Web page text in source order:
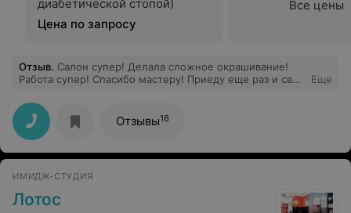
диабетической стопой)
Цена по запросу
Все цены
Отзыв. Салон супер! Делала сложное окрашивание!
Работа супер! Спасибо мастеру! Приеду еще раз и свои
чай предлагали! Обслуживание на высшем уровне! Все
остальным салонам на заметку, берите пример с
салона Alterego!
Еще
Отзывы16
ИМИДЖ-СТУДИЯ
Лотос